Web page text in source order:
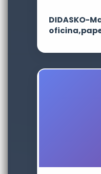
DIDASKO-